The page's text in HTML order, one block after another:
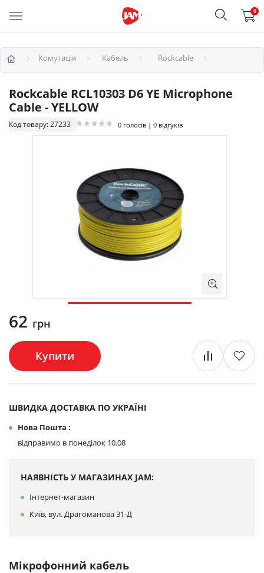
0
Комутація Кабель Rockcable
Rockcable RCL10303 D6 YE Microphone
Cable - YELLOW
Код товару: 27233 0 голосів | 0 відгуків
62 грн
Купити
ШВИДКА ДОСТАВКА ПО УКРАЇНІ
Нова Пошта :
відправимо в понеділок 10.08
НАЯВНІСТЬ У МАГАЗИНАХ JAM:
Інтернет-магазин
Київ, вул. Драгоманова 31-Д
Мікрофонний кабель